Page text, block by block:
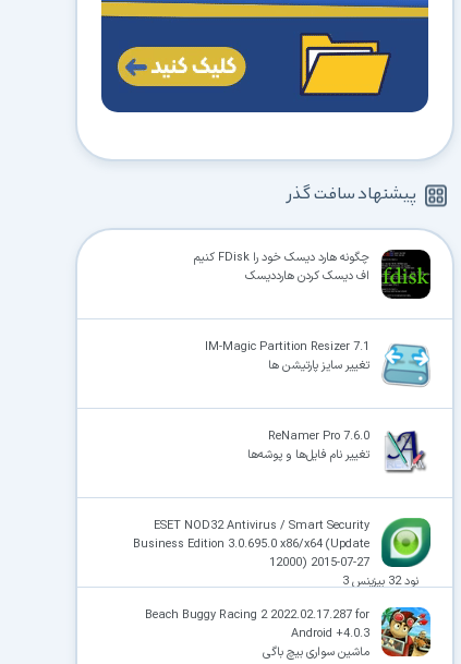
پیشنهاد سافت گذر
چگونه هارد دیسک خود را FDisk کنیم
اف دیسک کردن هارددیسک
IM-Magic Partition Resizer 7.1
تغییر سایز پارتیشن ها
ReNamer Pro 7.6.0
تغییر نام فایل‌ها و پوشه‌ها
ESET NOD32 Antivirus / Smart Security
Business Edition 3.0.695.0 x86/x64 (Update
12000) 2015-07-27
نود 32 بیزینس 3
Beach Buggy Racing 2 2022.02.17.287 for
Android +4.0.3
ماشین سواری بیچ باگی